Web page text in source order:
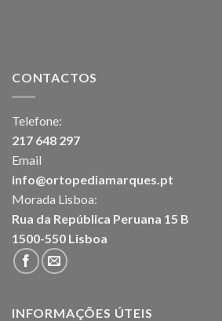
CONTACTOS
Telefone:
217 648 297
Email
info@ortopediamarques.pt
Morada Lisboa:
Rua da República Peruana 15 B
1500-550 Lisboa
INFORMAÇÕES ÚTEIS